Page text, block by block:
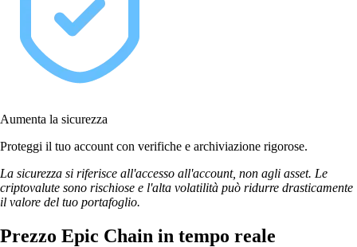
Aumenta la sicurezza
Proteggi il tuo account con verifiche e archiviazione rigorose.
La sicurezza si riferisce all'accesso all'account, non agli asset. Le
criptovalute sono rischiose e l'alta volatilità può ridurre drasticamente
il valore del tuo portafoglio.
Prezzo Epic Chain in tempo reale